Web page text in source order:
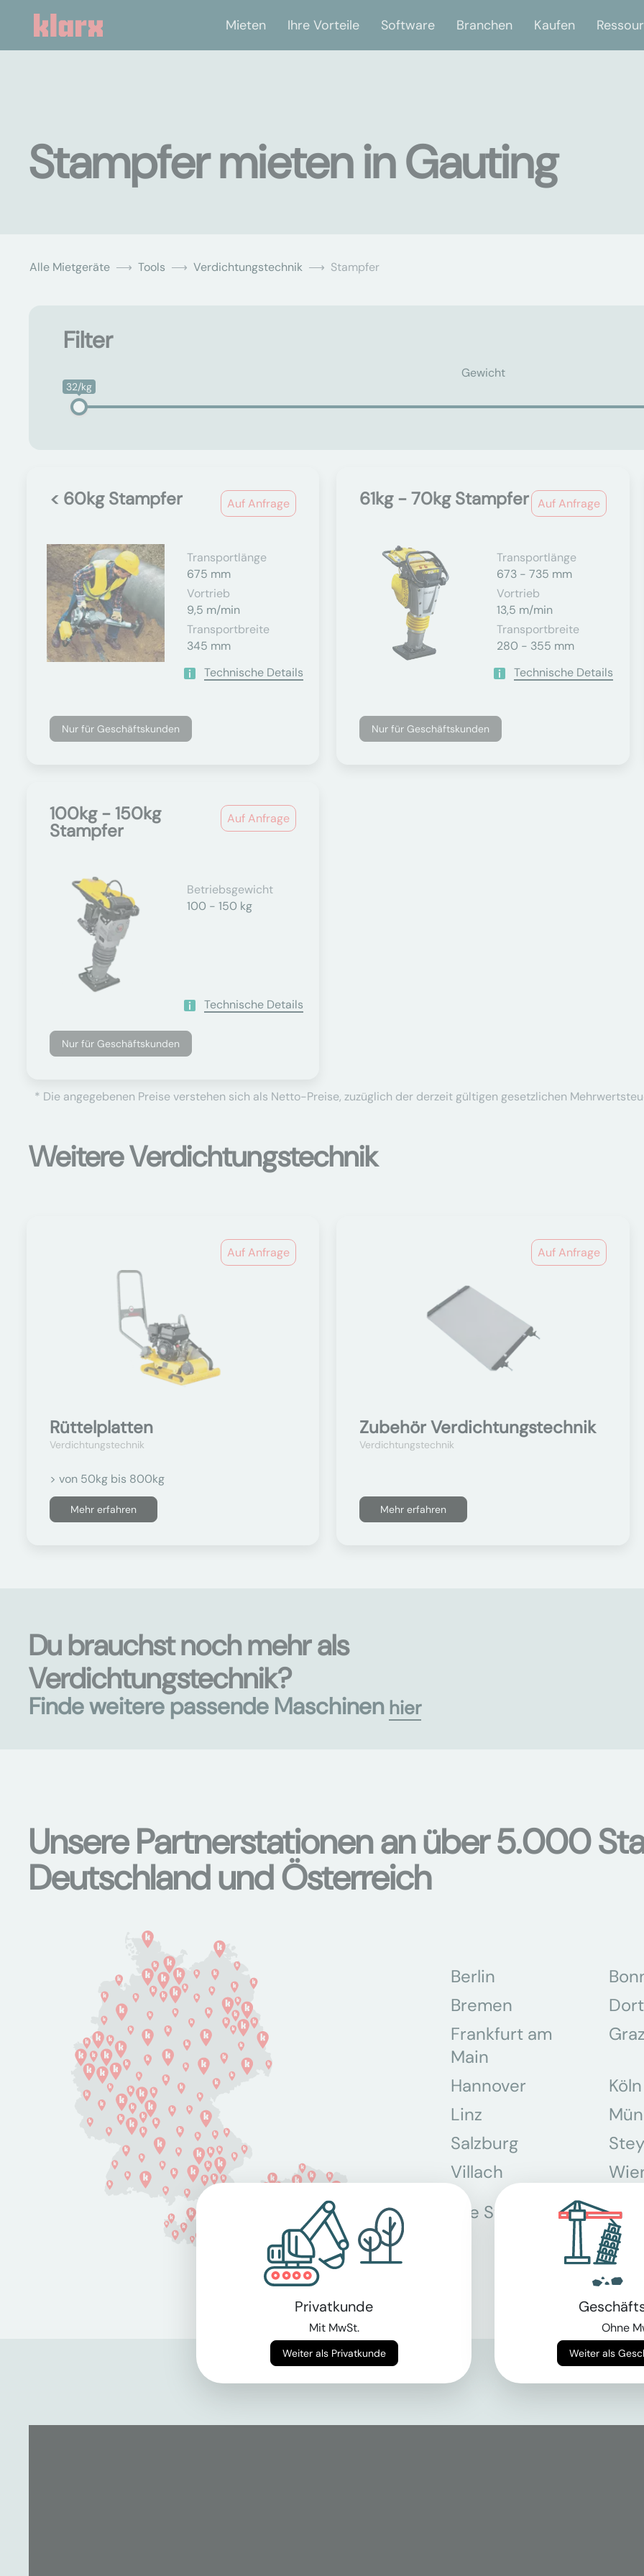
Mieten Ihre Vorteile Software Branchen Kaufen
Stampfer mieten in Gauting
Alle Mietgeräte Tools Verdichtungstechnik Stampfer
Filter
Gewicht
32/kg
Auf Anfrage
< 60kg Stampfer
Transportlänge
675 mm
Vortrieb
9,5 m/min
Transportbreite
345 mm
Technische Details
Nur für Geschäftskunden
Auf Anfrage
61kg - 70kg Stampfer
Transportlänge
673 - 735 mm
Vortrieb
13,5 m/min
Transportbreite
280 - 355 mm
Technische Details
Nur für Geschäftskunden
Auf Anfrage
100kg - 150kg
Stampfer
Betriebsgewicht
100 - 150 kg
Technische Details
Nur für Geschäftskunden
* Die angegebenen Preise verstehen sich als Netto-Preise, zuzüglich der derzeit gültigen gesetzlichen
Weitere Verdichtungstechnik
Auf Anfrage
Rüttelplatten
Verdichtungstechnik
> von 50kg bis 800kg
Mehr erfahren
Auf Anfrage
Zubehör Verdichtungstechnik
Verdichtungstechnik
Mehr erfahren
Du brauchst noch mehr als
Verdichtungstechnik?
Finde weitere passende Maschinen hier
Unsere Partnerstationen an über 5.000
Deutschland und Österreich
Berlin
Bremen
Frankfurt am
Main
Hannover
Köln
Linz
Salzburg
Villach
Alle Standorte
Privatkunde
Mit MwSt.
Weiter als Privatkunde
Ohne
Weiter als